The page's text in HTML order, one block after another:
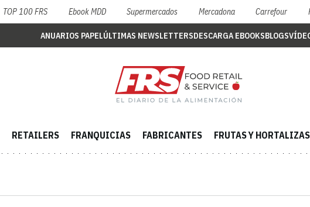
TOP 100 FRS Ebook MDD Supermercados Mercadona Carrefour
ANUARIOS PAPELÚLTIMAS NEWSLETTERSDESCARGA EBOOKSBLOGS
RETAILERS FRANQUICIAS FABRICANTES FRUTAS Y HORTALIZAS